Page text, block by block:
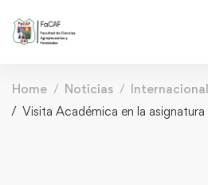
Home Noticias
Visita Académica en la asignatura